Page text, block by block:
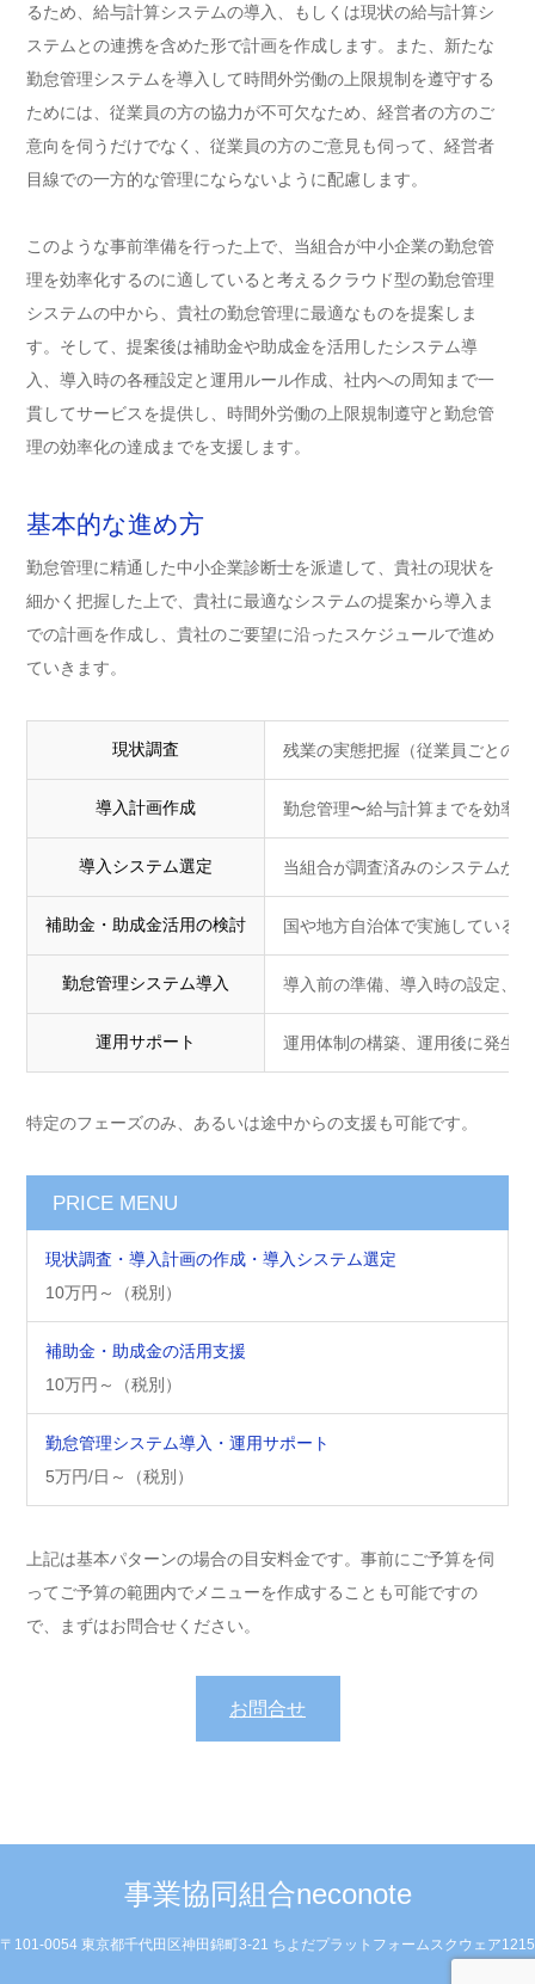
るため、給与計算システムの導入、もしくは現状の給与計算シ
ステムとの連携を含めた形で計画を作成します。また、新たな
勤怠管理システムを導入して時間外労働の上限規制を遵守する
ためには、従業員の方の協力が不可欠なため、経営者の方のご
意向を伺うだけでなく、従業員の方のご意見も伺って、経営者
目線での一方的な管理にならないように配慮します。
このような事前準備を行った上で、当組合が中小企業の勤怠管
理を効率化するのに適していると考えるクラウド型の勤怠管理
システムの中から、貴社の勤怠管理に最適なものを提案しま
す。そして、提案後は補助金や助成金を活用したシステム導
入、導入時の各種設定と運用ルール作成、社内への周知まで一
貫してサービスを提供し、時間外労働の上限規制遵守と勤怠管
理の効率化の達成までを支援します。
基本的な進め方
勤怠管理に精通した中小企業診断士を派遣して、貴社の現状を
細かく把握した上で、貴社に最適なシステムの提案から導入ま
での計画を作成し、貴社のご要望に沿ったスケジュールで進め
ていきます。
現状調査 残業の実態把握（従業員ごとの
導入計画作成 勤怠管理〜給与計算までを効率
導入システム選定 当組合が調査済みのシステムか
補助金・助成金活用の検討 国や地方自治体で実施している
勤怠管理システム導入 導入前の準備、導入時の設定、
運用サポート 運用体制の構築、運用後に発生
特定のフェーズのみ、あるいは途中からの支援も可能です。
PRICE MENU
現状調査・導入計画の作成・導入システム選定
10万円～（税別）
補助金・助成金の活用支援
10万円～（税別）
勤怠管理システム導入・運用サポート
5万円/日～（税別）
上記は基本パターンの場合の目安料金です。事前にご予算を伺
ってご予算の範囲内でメニューを作成することも可能ですの
で、まずはお問合せください。
お問合せ
事業協同組合neconote
〒101-0054 東京都千代田区神田錦町3-21 ちよだプラットフォームスクウェア1215